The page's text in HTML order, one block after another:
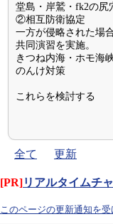
堂島・岸鷲・fk2の尻
②相互防衛協定
一方が侵略された場
共同演習を実施。
きつね内海・ホモ海
のんけ対策
これらを検討する
全て 更新
[PR]リアルタイムチ
このページの更新通知を受